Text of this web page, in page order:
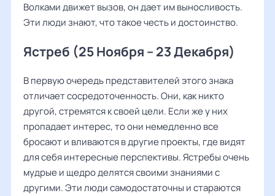
Волками движет вызов, он дает им выносливость.
Эти люди знают, что такое честь и достоинство.
Ястреб (25 Ноября – 23 Декабря)
В первую очередь представителей этого знака
отличает сосредоточенность. Они, как никто
другой, стремятся к своей цели. Если же у них
пропадает интерес, то они немедленно все
бросают и вливаются в другие проекты, где видят
для себя интересные перспективы. Ястребы очень
мудрые и щедро делятся своими знаниями с
другими. Эти люди самодостаточны и стараются